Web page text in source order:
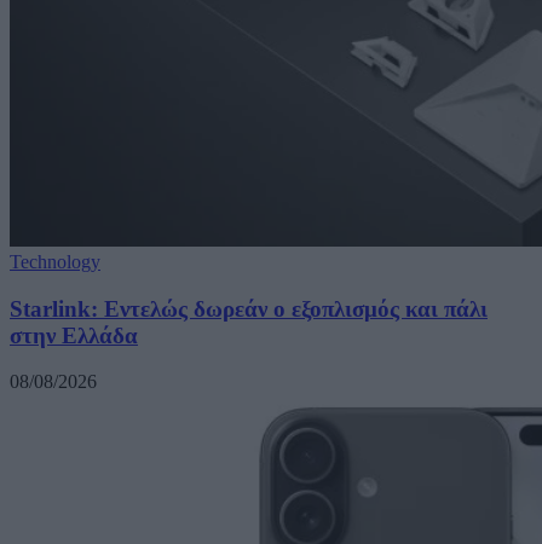
Technology
Starlink: Εντελώς δωρεάν ο εξοπλισμός και πάλι
στην Ελλάδα
08/08/2026